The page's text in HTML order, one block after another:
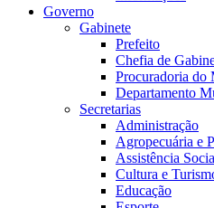
Governo
Gabinete
Prefeito
Chefia de
Procuradoria do
Departamento
Secretarias
Administração
Agropecuária e
Assistência
Cultura e
Educação